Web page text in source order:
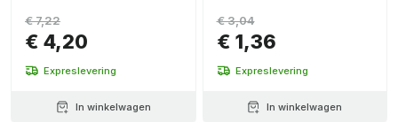
€ 4,20
€ 7,22
Expreslevering
In winkelwagen
€ 1,36
€ 3,04
Expreslevering
In winkelwagen